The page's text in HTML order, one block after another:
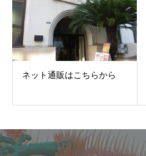
ネット通販はこちらから